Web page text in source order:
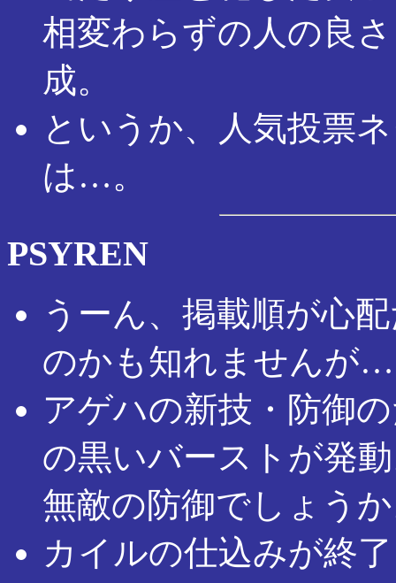
相変わらずの人の良
成。
というか、人気投票
は…。
PSYREN
うーん、掲載順が心
のかも知れませんが
アゲハの新技・防御
の黒いバーストが発
無敵の防御でしょう
カイルの仕込みが終